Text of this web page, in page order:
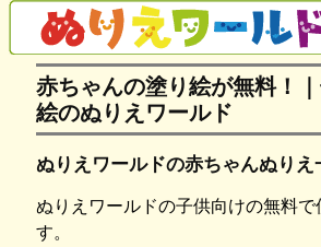
赤ちゃんの塗り絵が無料！
絵のぬりえワールド
ぬりえワールドの赤ちゃんぬりえ
ぬりえワールドの子供向けの無料
す。